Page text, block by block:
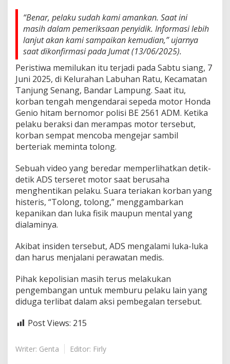
l
i
s
i
“Benar, pelaku sudah kami amankan. Saat ini
masih dalam pemeriksaan penyidik. Informasi lebih
lanjut akan kami sampaikan kemudian,” ujarnya
saat dikonfirmasi pada Jumat (13/06/2025).
Peristiwa memilukan itu terjadi pada Sabtu siang, 7
Juni 2025, di Kelurahan Labuhan Ratu, Kecamatan
Tanjung Senang, Bandar Lampung. Saat itu,
korban tengah mengendarai sepeda motor Honda
Genio hitam bernomor polisi BE 2561 ADM. Ketika
pelaku beraksi dan merampas motor tersebut,
korban sempat mencoba mengejar sambil
berteriak meminta tolong.
Sebuah video yang beredar memperlihatkan detik-
detik ADS terseret motor saat berusaha
menghentikan pelaku. Suara teriakan korban yang
histeris, “Tolong, tolong,” menggambarkan
kepanikan dan luka fisik maupun mental yang
dialaminya.
Akibat insiden tersebut, ADS mengalami luka-luka
dan harus menjalani perawatan medis.
Pihak kepolisian masih terus melakukan
pengembangan untuk memburu pelaku lain yang
diduga terlibat dalam aksi pembegalan tersebut.
Post Views: 215
Writer: Genta Editor: Firly